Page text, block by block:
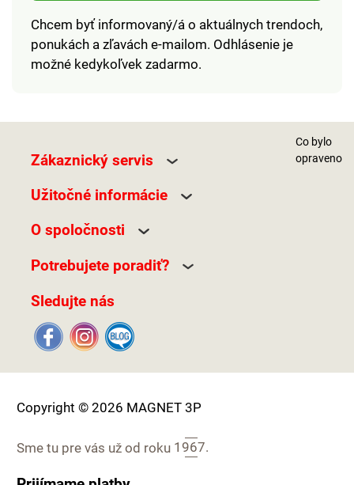
Chcem byť informovaný/á o aktuálnych trendoch,
ponukách a zľavách e-mailom. Odhlásenie je
možné kedykoľvek zadarmo.
Zákaznický servis
Užitočné informácie
O spoločnosti
Potrebujete poradiť?
Sledujte nás
Co bylo
opraveno
Copyright © 2026 MAGNET 3P
Sme tu pre vás už od roku 1967.